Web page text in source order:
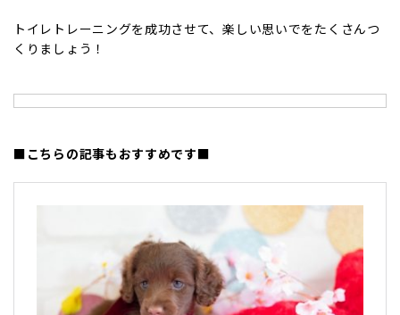
トイレトレーニングを成功させて、楽しい思いでをたくさんつ
くりましょう！
■こちらの記事もおすすめです■